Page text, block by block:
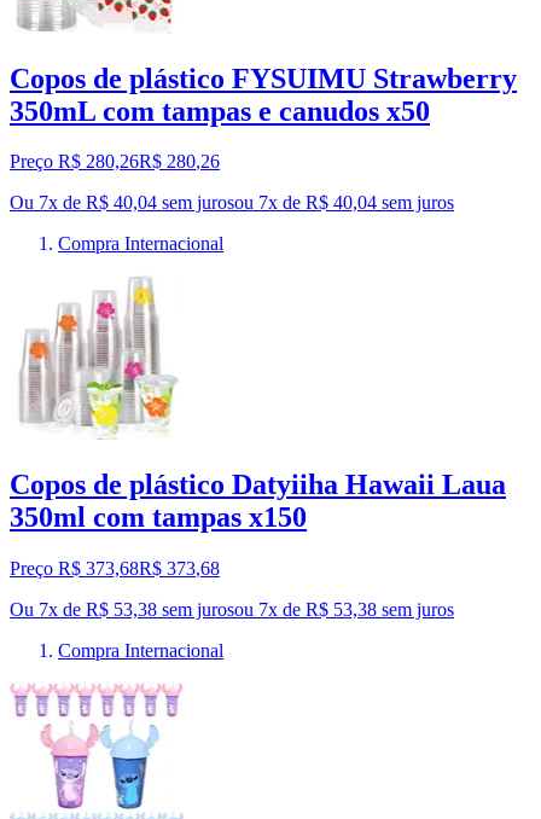
Copos de plástico FYSUIMU Strawberry
350mL com tampas e canudos x50
Preço R$ 280,26R$ 280,26
Ou 7x de R$ 40,04 sem jurosou 7x de R$ 40,04 sem juros
Compra Internacional
Copos de plástico Datyiiha Hawaii Laua
350ml com tampas x150
Preço R$ 373,68R$ 373,68
Ou 7x de R$ 53,38 sem jurosou 7x de R$ 53,38 sem juros
Compra Internacional